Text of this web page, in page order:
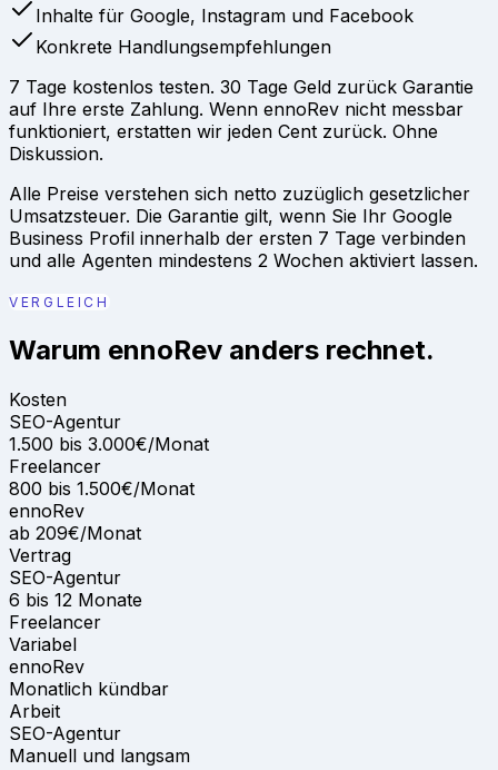
Inhalte für Google, Instagram und Facebook
Konkrete Handlungsempfehlungen
7 Tage kostenlos testen. 30 Tage Geld zurück Garantie
auf Ihre erste Zahlung. Wenn ennoRev nicht messbar
funktioniert, erstatten wir jeden Cent zurück. Ohne
Diskussion.
Alle Preise verstehen sich netto zuzüglich gesetzlicher
Umsatzsteuer. Die Garantie gilt, wenn Sie Ihr Google
Business Profil innerhalb der ersten 7 Tage verbinden
und alle Agenten mindestens 2 Wochen aktiviert lassen.
VERGLEICH
Warum ennoRev anders rechnet.
Kosten
SEO-Agentur
1.500 bis 3.000€/Monat
Freelancer
800 bis 1.500€/Monat
ennoRev
ab 209€/Monat
Vertrag
SEO-Agentur
6 bis 12 Monate
Freelancer
Variabel
ennoRev
Monatlich kündbar
Arbeit
SEO-Agentur
Manuell und langsam